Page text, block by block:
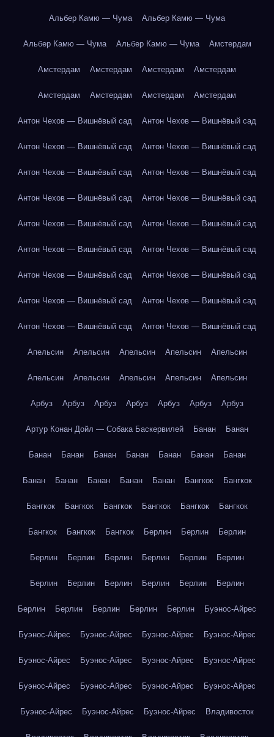
Альбер Камю — Чума Альбер Камю — Чума
Альбер Камю — Чума Альбер Камю — Чума Амстердам
Амстердам Амстердам Амстердам Амстердам
Амстердам Амстердам Амстердам Амстердам
Антон Чехов — Вишнёвый сад Антон Чехов — Вишнёвый сад
Антон Чехов — Вишнёвый сад Антон Чехов — Вишнёвый сад
Антон Чехов — Вишнёвый сад Антон Чехов — Вишнёвый сад
Антон Чехов — Вишнёвый сад Антон Чехов — Вишнёвый сад
Антон Чехов — Вишнёвый сад Антон Чехов — Вишнёвый сад
Антон Чехов — Вишнёвый сад Антон Чехов — Вишнёвый сад
Антон Чехов — Вишнёвый сад Антон Чехов — Вишнёвый сад
Антон Чехов — Вишнёвый сад Антон Чехов — Вишнёвый сад
Антон Чехов — Вишнёвый сад Антон Чехов — Вишнёвый сад
Апельсин Апельсин Апельсин Апельсин Апельсин
Апельсин Апельсин Апельсин Апельсин Апельсин
Арбуз Арбуз Арбуз Арбуз Арбуз Арбуз Арбуз
Артур Конан Дойл — Собака Баскервилей Банан Банан
Банан Банан Банан Банан Банан Банан Банан
Банан Банан Банан Банан Банан Бангкок Бангкок
Бангкок Бангкок Бангкок Бангкок Бангкок Бангкок
Бангкок Бангкок Бангкок Берлин Берлин Берлин
Берлин Берлин Берлин Берлин Берлин Берлин
Берлин Берлин Берлин Берлин Берлин Берлин
Берлин Берлин Берлин Берлин Берлин Буэнос-Айрес
Буэнос-Айрес Буэнос-Айрес Буэнос-Айрес Буэнос-Айрес
Буэнос-Айрес Буэнос-Айрес Буэнос-Айрес Буэнос-Айрес
Буэнос-Айрес Буэнос-Айрес Буэнос-Айрес Буэнос-Айрес
Буэнос-Айрес Буэнос-Айрес Буэнос-Айрес Владивосток